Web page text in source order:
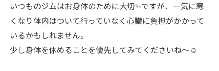
いつものジムはお身体のために大切✨ですが、一気に寒
くなり体内はついて行っていなく心臓に負担がかかって
いるかもしれません。
少し身体を休めることを優先してみてくださいね〜☺️